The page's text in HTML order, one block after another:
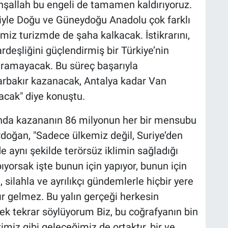
bu engeli de tamamen kaldırıyoruz.
Doğu ve Güneydoğu Anadolu çok farklı
turizmde de şaha kalkacak. İstikrarını,
güçlendirmiş bir Türkiye’nin
Bu süreç başarıyla
kazanacak, Antalya kadar Van
diye konuştu.
kazananın 86 milyonun her bir mensubu
"Sadece ülkemiz değil, Suriye’den
şekilde terörsüz iklimin sağladığı
işte bunun için yapıyor, bunun için
ve ayrılıkçı gündemlerle hiçbir yere
gelmez. Bu yalın gerçeği herkesin
tekrar söylüyorum Biz, bu coğrafyanın bin